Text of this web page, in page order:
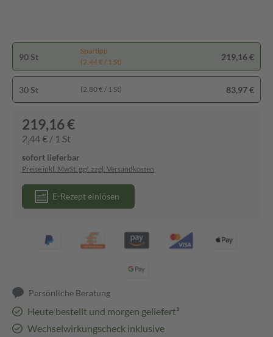
90 St
Spartipp
(2,44 € / 1 St)
219,16 €
30 St (2,80 € / 1 St) 83,97 €
219,16 €
2,44 € / 1 St
sofort lieferbar
Preise inkl. MwSt. ggf. zzgl. Versandkosten
E-Rezept einlösen
Persönliche Beratung
Heute bestellt und morgen geliefert³
Wechselwirkungscheck inklusive